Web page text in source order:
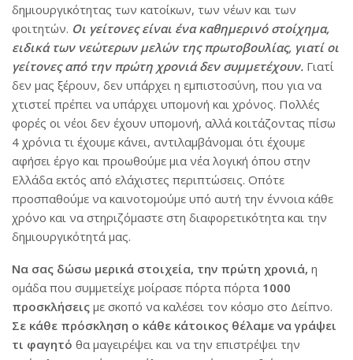
δημιουργικότητας των κατοίκων, των νέων και των
φοιτητών. Οι γείτονες είναι ένα καθημερινό στοίχημα,
ειδικά των νεώτερων μελών της πρωτοβουλίας, γιατί οι
γείτονες από την πρώτη χρονιά δεν συμμετέχουν. Γιατί
δεν μας ξέρουν, δεν υπάρχει η εμπιστοσύνη, που για να
χτιστεί πρέπει να υπάρχει υπομονή και χρόνος. Πολλές
φορές οι νέοι δεν έχουν υπομονή, αλλά κοιτάζοντας πίσω
4 χρόνια τι έχουμε κάνει, αντιλαμβάνομαι ότι έχουμε
αφήσει έργο και προωθούμε μια νέα λογική όπου στην
Ελλάδα εκτός από ελάχιστες περιπτώσεις. Οπότε
προσπαθούμε να καινοτομούμε υπό αυτή την έννοια κάθε
χρόνο και να στηριζόμαστε στη διαφορετικότητα και την
δημιουργικότητά μας.
Να σας δώσω μερικά στοιχεία, την πρώτη χρονιά, η
ομάδα που συμμετείχε μοίρασε πόρτα πόρτα 1000
προσκλήσεις με σκοπό να καλέσει τον κόσμο στο Δείπνο.
Σε κάθε πρόσκληση ο κάθε κάτοικος θέλαμε να γράψει
τι φαγητό θα μαγειρέψει και να την επιστρέψει την